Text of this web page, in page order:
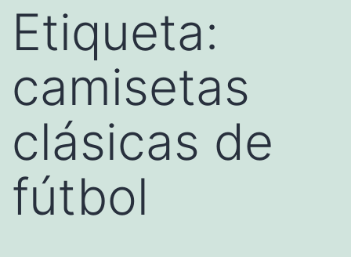
Etiqueta:
camisetas
clásicas de
fútbol